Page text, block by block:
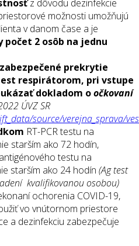
z dôvodu dezinfekcie
možnosti umožňujú
v danom čase a je
počet 2 osôb na jednu
prekrytie
respirátorom, pri vstupe
dokladom oočkovaní
ÚVZ SR
source/verejna_sprava/
RT-PCR testu na
starším ako 72 hodín,
testu na
starším ako 24 hodín (Ag test
kvalifikovanou osobou)
ochorenia COVID-19,
vo vnútornom priestore
a dezinfekciu zabezpečuje